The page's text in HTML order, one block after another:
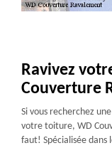
Ravivez
Couverture
Si vous recherchez
votre toiture, WD
faut! Spécialisée dans